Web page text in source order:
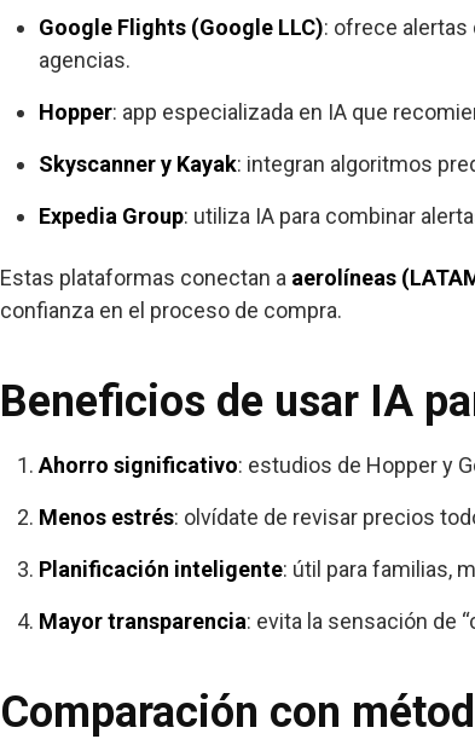
Google Flights (Google LLC): ofrece
agencias.
Hopper: app especializada en IA que
Skyscanner y Kayak: integran algoritmos
Expedia Group: utiliza IA para combinar
Estas plataformas conectan a aerolíneas
confianza en el proceso de compra.
Beneficios de usar IA
Ahorro significativo: estudios de Hopper y
Menos estrés: olvídate de revisar precios
Planificación inteligente: útil para familias,
Mayor transparencia: evita la sensación de
Comparación con